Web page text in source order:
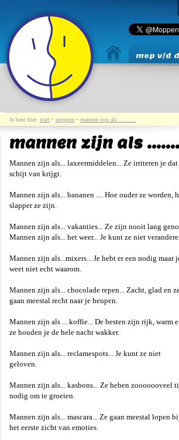
mop v/d
Je bent hier: start • moppen • mannen zijn als ..........
mannen zijn als
Mannen zijn als... laxeermiddelen... Ze irriteren je dat
schijt van krijgt.
Mannen zijn als... bananen .... Hoe ouder ze worden,
slapper ze zijn.
Mannen zijn als... vakanties... Ze zijn nooit lang
Mannen zijn als... het weer... Je kunt ze niet
Mannen zijn als...mixers... Je hebt er een nodig maar
weet niet echt waarom.
Mannen zijn als... chocolade repen... Zacht, glad en
gaan meestal recht naar je heupen.
Mannen zijn als ... koffie... De besten zijn rijk, warm
ze houden je de hele nacht wakker.
Mannen zijn als... reclamespots... Je kunt ze niet
geloven.
Mannen zijn als... kasbons... Ze heben zooooooveel
nodig om te groeien.
Mannen zijn als... mascara... Ze gaan meestal lopen
het eerste zicht van emoties.